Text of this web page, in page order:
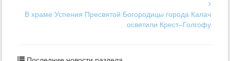
В храме Успения Пресвятой Богородицы города Калач
освятили Крест–Голгофу